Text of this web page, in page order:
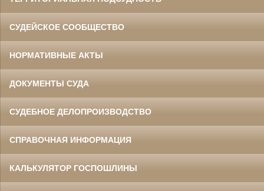
СУДЕЙСКОЕ СООБЩЕСТВО
НОРМАТИВНЫЕ АКТЫ
ДОКУМЕНТЫ СУДА
СУДЕБНОЕ ДЕЛОПРОИЗВОДСТВО
СПРАВОЧНАЯ ИНФОРМАЦИЯ
КАЛЬКУЛЯТОР ГОСПОШЛИНЫ